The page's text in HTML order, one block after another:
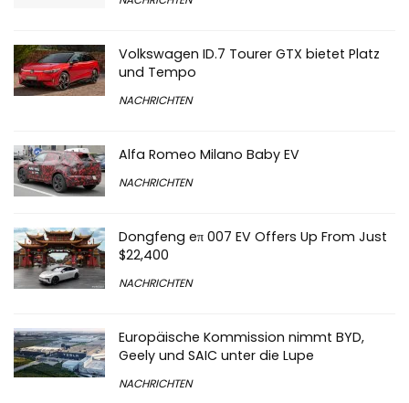
Volkswagen ID.7 Tourer GTX bietet Platz
und Tempo
NACHRICHTEN
Alfa Romeo Milano Baby EV
NACHRICHTEN
Dongfeng eπ 007 EV Offers Up From Just
$22,400
NACHRICHTEN
Europäische Kommission nimmt BYD,
Geely und SAIC unter die Lupe
NACHRICHTEN